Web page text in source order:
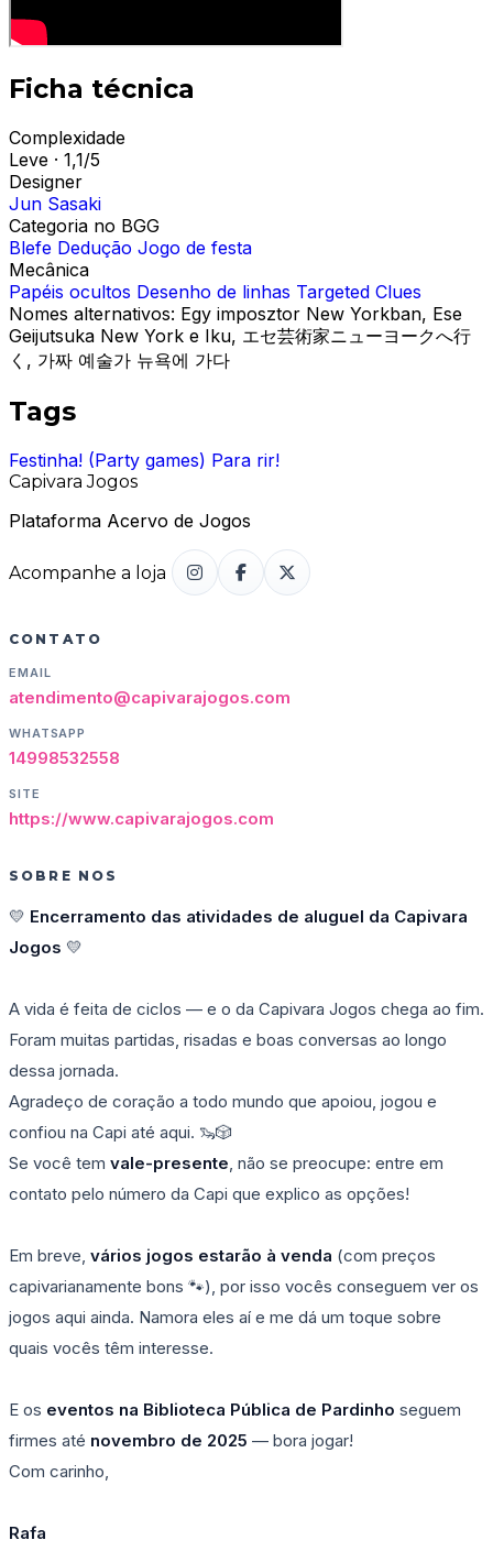
Ficha técnica
Complexidade
Leve · 1,1/5
Designer
Jun Sasaki
Categoria no BGG
Blefe Dedução Jogo de festa
Mecânica
Papéis ocultos Desenho de linhas Targeted Clues
Nomes alternativos: Egy imposztor New Yorkban, Ese
Geijutsuka New York e Iku, エセ芸術家ニューヨークへ行
く, 가짜 예술가 뉴욕에 가다
Tags
Festinha! (Party games) Para rir!
Capivara Jogos
Plataforma Acervo de Jogos
Acompanhe a loja
CONTATO
EMAIL
atendimento@capivarajogos.com
WHATSAPP
14998532558
SITE
https://www.capivarajogos.com
SOBRE NOS
💛 Encerramento das atividades de aluguel da Capivara
Jogos 💛
A vida é feita de ciclos — e o da Capivara Jogos chega ao fim.
Foram muitas partidas, risadas e boas conversas ao longo
dessa jornada.
Agradeço de coração a todo mundo que apoiou, jogou e
confiou na Capi até aqui. 🦦🎲
Se você tem vale-presente, não se preocupe: entre em
contato pelo número da Capi que explico as opções!
Em breve, vários jogos estarão à venda (com preços
capivarianamente bons 🐾), por isso vocês conseguem ver os
jogos aqui ainda. Namora eles aí e me dá um toque sobre
quais vocês têm interesse.
E os eventos na Biblioteca Pública de Pardinho seguem
firmes até novembro de 2025 — bora jogar!
Com carinho,
Rafa